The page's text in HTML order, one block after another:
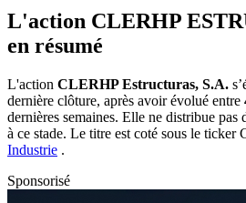
L'action CLERHP
en résumé
L'action CLERHP Estructuras, S.A.
dernière clôture, après avoir évolué entre
dernières semaines. Elle ne distribue pas
à ce stade. Le titre est coté sous le ticker
Industrie .
Sponsorisé